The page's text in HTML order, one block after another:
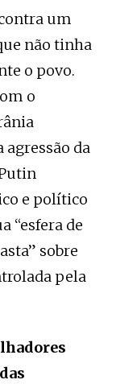
um
não tinha
o povo.
o
agressão da
e político
“esfera de
sobre
pela